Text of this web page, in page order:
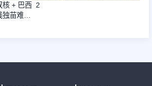
核 + 巴西
苗难救
2